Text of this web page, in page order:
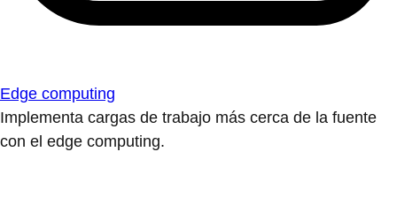
Edge computing
Implementa cargas de trabajo más cerca de la fuente
con el edge computing.